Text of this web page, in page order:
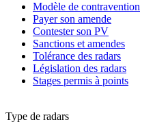
Modèle de contravention
Payer son amende
Contester son PV
Sanctions et amendes
Tolérance des radars
Législation des radars
Stages permis à points
Type de radars